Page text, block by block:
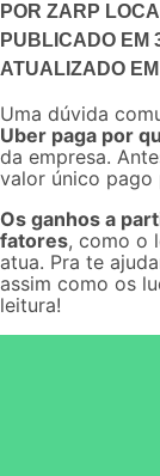
POR ZARP
PUBLICADO EM
ATUALIZADO EM
Uma dúvida
Uber paga por
da empresa.
valor único
Os ganhos a
fatores, como o
atua. Pra te
assim como os
leitura!